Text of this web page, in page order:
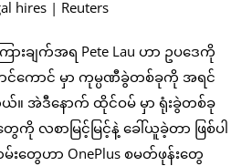
ားချက်အရ Pete Lau ဟာ ဥပဒေကို
ကောင် မှာ ကုမ္ပဏီခွဲတစ်ခုကို အရင်
။ အဲဒီနောက် ထိုင်ဝမ် မှာ ရုံးခွဲတစ်ခု
ကို လစာမြင့်မြင့်နဲ့ ခေါ်ယူခဲ့တာ ဖြစ်ပါ
တွေဟာ OnePlus စမတ်ဖုန်းတွေ